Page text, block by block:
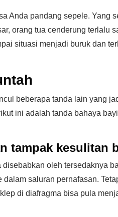
Anda pandang sepele. Yang
orang tua cenderung terlalu
situasi menjadi buruk dan
beberapa tanda lain yang
ini adalah tanda bahaya
tampak kesulitan
oleh tersedaknya
saluran pernafasan.
di diafragma bisa pula